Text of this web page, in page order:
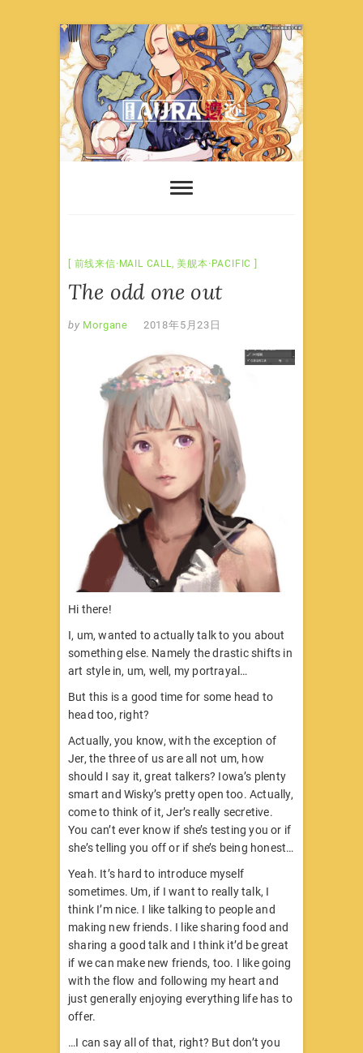
Skip
to
content
前线来信·MAIL CALL ,美舰本·PACIFIC
The odd one out
by Morgane 2018年5月23日
Hi there!
I, um, wanted to actually talk to you about
something else. Namely the drastic shifts in
art style in, um, well, my portrayal…
But this is a good time for some head to
head too, right?
Actually, you know, with the exception of
Jer, the three of us are all not um, how
should I say it, great talkers? Iowa’s plenty
smart and Wisky’s pretty open too. Actually,
come to think of it, Jer’s really secretive.
You can’t ever know if she’s testing you or if
she’s telling you off or if she’s being honest…
Yeah. It’s hard to introduce myself
sometimes. Um, if I want to really talk, I
think I’m nice. I like talking to people and
making new friends. I like sharing food and
sharing a good talk and I think it’d be great
if we can make new friends, too. I like going
with the flow and following my heart and
just generally enjoying everything life has to
offer.
…I can say all of that, right? But don’t you